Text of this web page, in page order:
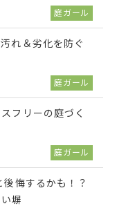
庭ガール
れ＆劣化を防ぐ
庭ガール
フリーの庭づく
庭ガール
悔するかも！？
塀